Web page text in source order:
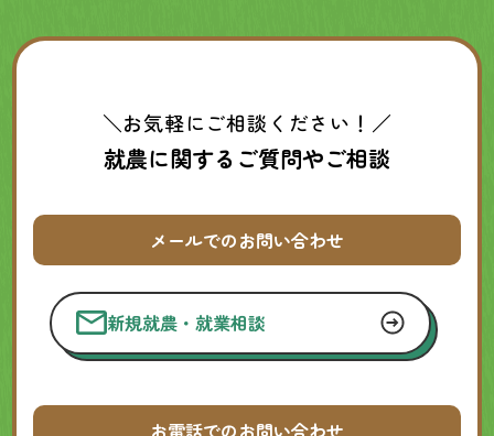
＼お気軽にご相談ください！／
就農に関するご質問やご相談
メールでのお問い合わせ
新規就農・就業相談
お電話でのお問い合わせ